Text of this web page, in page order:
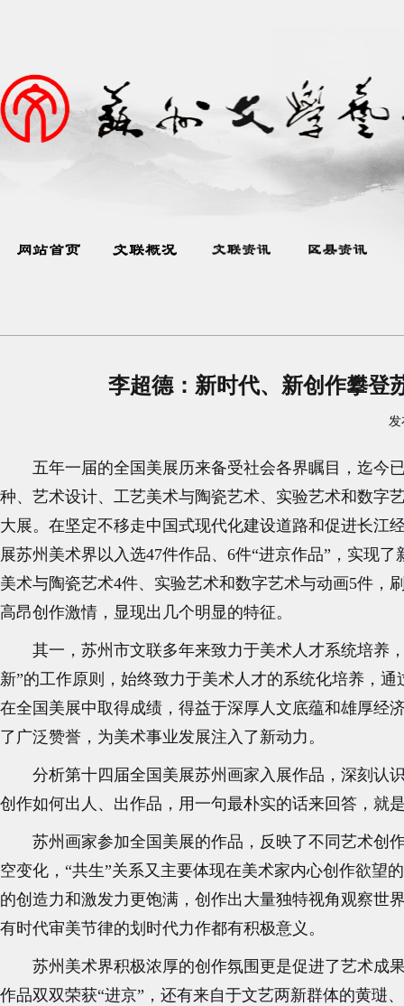
李超德：新时代、新创作攀
发
五年一届的全国美展历来备受社会各界瞩目，迄今
种、艺术设计、工艺美术与陶瓷艺术、实验艺术和数字
大展。在坚定不移走中国式现代化建设道路和促进长江
展苏州美术界以入选47件作品、6件“进京作品”，实现
美术与陶瓷艺术4件、实验艺术和数字艺术与动画5件，
高昂创作激情，显现出几个明显的特征。
其一，苏州市文联多年来致力于美术人才系统培养
新”的工作原则，始终致力于美术人才的系统化培养，
在全国美展中取得成绩，得益于深厚人文底蕴和雄厚经
了广泛赞誉，为美术事业发展注入了新动力。
分析第十四届全国美展苏州画家入展作品，深刻认
创作如何出人、出作品，用一句最朴实的话来回答，就
苏州画家参加全国美展的作品，反映了不同艺术创
空变化，“共生”关系又主要体现在美术家内心创作欲望
的创造力和激发力更饱满，创作出大量独特视角观察世
有时代审美节律的划时代力作都有积极意义。
苏州美术界积极浓厚的创作氛围更是促进了艺术成
作品双双荣获“进京”，还有来自于文艺两新群体的黄琎